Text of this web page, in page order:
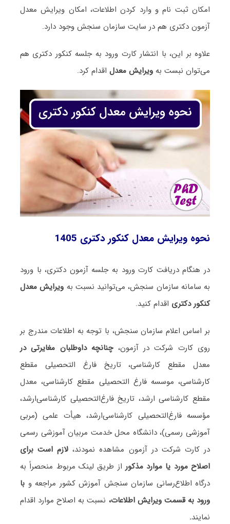
امکان ثبت نام و وارد کردن اطلاعات، امکان ویرایش معدل
آزمون دکتری هم در سایت سازمان سنجش وجود دارد.
علاوه بر این، با انتشار کارت ورود به جلسه کنکور دکتری هم
می‌توان نبست به ویرایش معدلاقدام کرد.
نحوه ویرایش معدل کنکور دکتری 1405
در هنگام دریافت کارت ورود به جلسه آزمون دکتری، با ورود
به سامانه سازمان سنجش، می‌توانید نسبت به ویرایش معدل
کنکور دکتری اقدام کنید.
بر اساس اعلام سازمان سنجش، با توجه به اطلاعات مندرج بر
روی کارت شرکت در آزمون، چنانچه داوطلبان مغایرتی در
معدل مقطع کارشناسی، تاریخ فارغ التحصیلی مقطع
کارشناسی، موسسه فارغ التحصیلی مقطع کارشناسی، معدل
مقطع کارشناسی ارشد، تاریخ فارغ‌التحصیلی کارشناسی‌ارشد،
مؤسسه فارغ‌التحصیلی کارشناسی‌ارشد، هیأت علمی (مربی
آموزشی رسمی)، دانشگاه محل خدمت مربیان آموزشی رسمی
در کارت شرکت در آزمون مشاهده نمودند، لازم است برای
اصلاح مورد یا موارد مذکور از طریق لینک مربوط منحصراً به
درگاه اطلاع‌رسانی سازمان سنجش آموزش کشور مراجعه و با
ورود به قسمت ویرایش اطلاعات، نسبت به اصلاح موارد اقدام
نمایند.